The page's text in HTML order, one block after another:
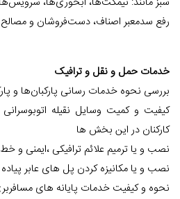
رفع سدمعبر اصناف، دست‌فروشان و
خدمات حمل و نقل و ترافیک
بررسی نحوه خدمات رسانی پارکبان‌ها و
کیفیت و کمیت وسایل نقیله
کارکنان در این بخش ها
نصب و یا ترمیم علائم ترافیکی ،ایمنی و
نصب و یا مکانیزه کردن پل های عابر
نحوه و کیفیت خدمات پایانه های